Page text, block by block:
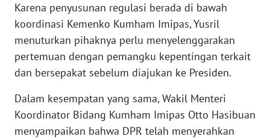
Karena penyusunan regulasi berada di bawah
koordinasi Kemenko Kumham Imipas, Yusril
menuturkan pihaknya perlu menyelenggarakan
pertemuan dengan pemangku kepentingan terkait
dan bersepakat sebelum diajukan ke Presiden.
Dalam kesempatan yang sama, Wakil Menteri
Koordinator Bidang Kumham Imipas Otto Hasibuan
menyampaikan bahwa DPR telah menyerahkan
Wahana
News
Regional
WN
WN
JAKARTA